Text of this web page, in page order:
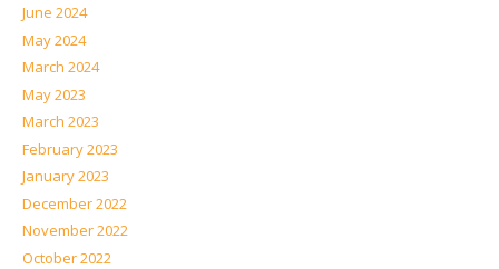
June 2024
May 2024
March 2024
May 2023
March 2023
February 2023
January 2023
December 2022
November 2022
October 2022